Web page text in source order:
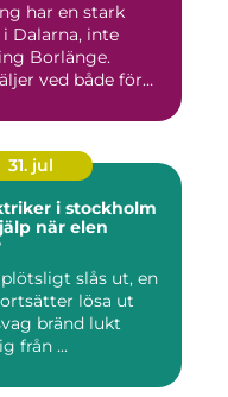
har en stark
Dalarna, inte
Borlänge.
ved både för
31. jul
i stockholm
när elen
slås ut, en
lösa ut
bränd lukt
från ...